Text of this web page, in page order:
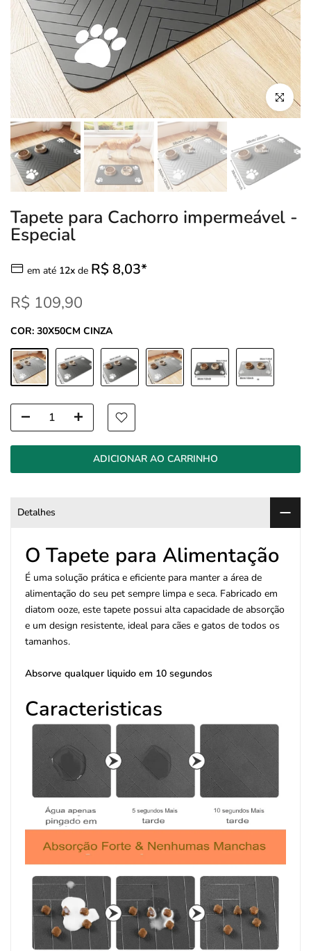
Clique para
Tapete para Cachorro impermeável -
Especial
em até 12x de R$ 8,03*
R$ 109,90
COR: 30X50CM CINZA
ADICIONAR AO CARRINHO
Detalhes
O Tapete para Alimentação
É uma solução prática e eficiente para manter a área de
alimentação do seu pet sempre limpa e seca. Fabricado em
diatom ooze, este tapete possui alta capacidade de absorção
e um design resistente, ideal para cães e gatos de todos os
tamanhos.
Absorve qualquer liquido em 10 segundos
Caracteristicas